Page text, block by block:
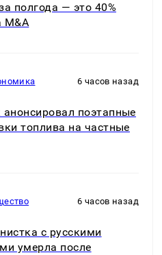
полгода — это 40%
M&A
6 часов назад
поэтапные
топлива на частные
6 часов назад
с русскими
умерла после